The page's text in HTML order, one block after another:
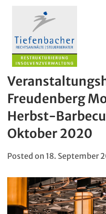
Freudenberg
Herbst-
Oktober 2020
Posted on 18. September